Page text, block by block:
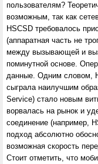
пользователям?
возможным, так как
HSCSD требовалось
(аппаратная часть не
между вызывающей и
поминутной основе.
данные. Одним словом,
сыграла наилучшим
Service) стало новым
ворвалась на рынок и
соединение (например,
подход абсолютно
возможная скорость
Стоит отметить, что